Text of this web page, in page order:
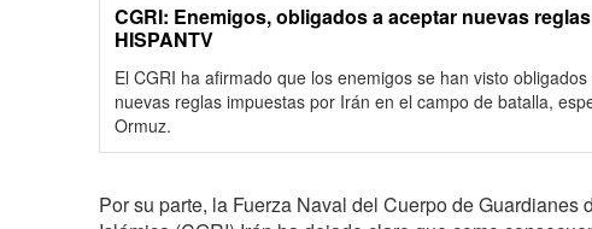
CGRI: Enemigos, obligados a aceptar nuevas
HISPANTV
El CGRI ha afirmado que los enemigos se han visto
nuevas reglas impuestas por Irán en el campo de batalla,
Ormuz.
Por su parte, la Fuerza Naval del Cuerpo de Guardianes